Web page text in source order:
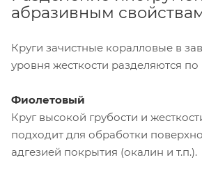
абразивным
Круги зачистные коралловые в
уровня жесткости разделяются по
Фиолетовый
Круг высокой грубости и
подходит для обработки
адгезией покрытия (окалин и т.п.).